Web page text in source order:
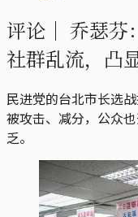
评论｜ 乔瑟芬
社群乱流，凸
民进党的台北市长选
被攻击、减分，公众
乏。